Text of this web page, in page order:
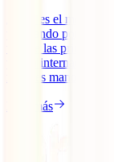
¿Cuál es el mejor
planeando poner
una de las primeras
póliza internacional
mejores manos si
Leer más